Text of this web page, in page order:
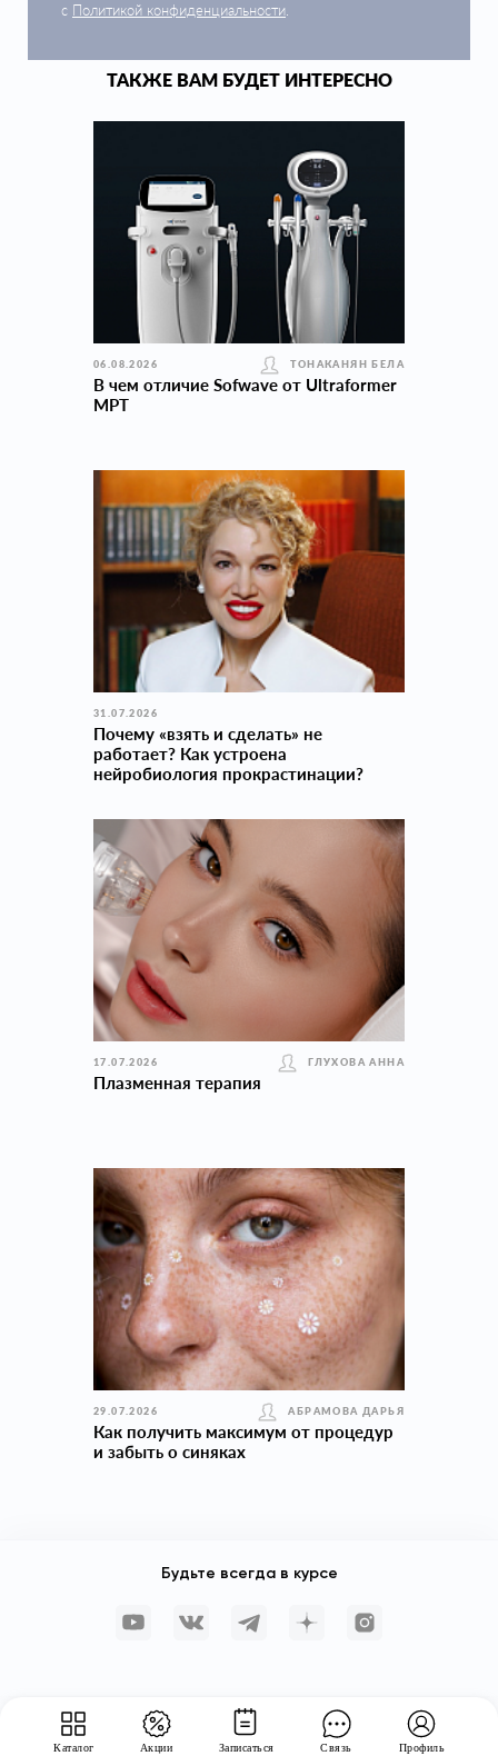
Каталог Акции Записаться Связь Профиль
с Политикой конфиденциальности
ТАКЖЕ ВАМ БУДЕТ ИНТЕРЕСНО
06.08.2026 ТОНАКАНЯН БЕЛА
В чем отличие Sofwave от Ultraformer
MPT
31.07.2026
Почему «взять и сделать» не
работает? Как устроена
нейробиология прокраcтинации?
17.07.2026 ГЛУХОВА АННА
Плазменная терапия
29.07.2026 АБРАМОВА ДАРЬЯ
Как получить максимум от процедур
и забыть о синяках
Будьте всегда в курсе